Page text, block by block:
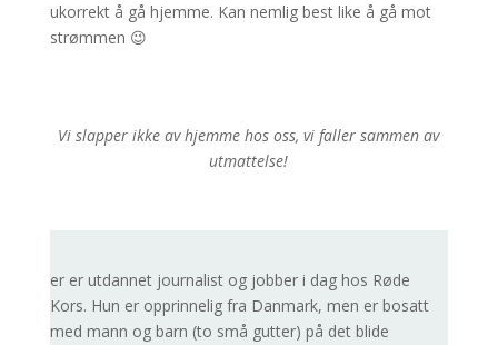
ukorrekt å gå hjemme. Kan nemlig best like å gå mot
strømmen 😉
Vi slapper ikke av hjemme hos oss, vi faller sammen av
utmattelse!
er er utdannet journalist og jobber i dag hos Røde
Kors. Hun er opprinnelig fra Danmark, men er bosatt
med mann og barn (to små gutter) på det blide